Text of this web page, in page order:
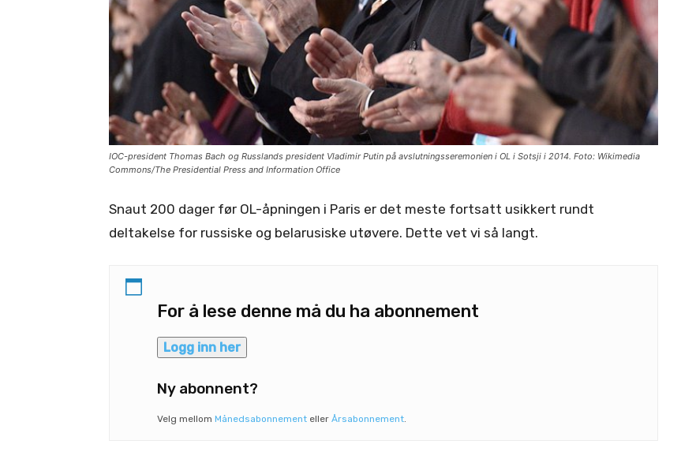
IOC-president Thomas Bach og Russlands president Vladimir Putin på avslutningsseremonien i OL i Sotsji i 2014. Foto: Wikimedia
Commons/The Presidential Press and Information Office
Snaut 200 dager før OL-åpningen i Paris er det meste fortsatt usikkert rundt
deltakelse for russiske og belarusiske utøvere. Dette vet vi så langt.
For å lese denne må du ha abonnement
Logg inn her
Ny abonnent?
Velg mellom Månedsabonnement eller Årsabonnement.